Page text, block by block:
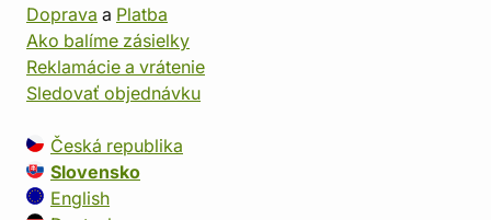
Doprava a Platba
Ako balíme zásielky
Reklamácie a vrátenie
Sledovať objednávku
Česká republika
Slovensko
English